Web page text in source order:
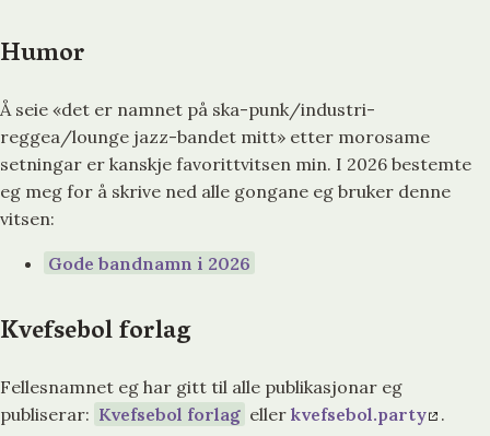
Humor
Å seie «det er namnet på ska-punk/industri-
reggea/lounge jazz-bandet mitt» etter morosame
setningar er kanskje favorittvitsen min. I 2026 bestemte
eg meg for å skrive ned alle gongane eg bruker denne
vitsen:
Gode bandnamn i 2026
Kvefsebol forlag
Fellesnamnet eg har gitt til alle publikasjonar eg
publiserar: Kvefsebol forlag eller kvefsebol.party .